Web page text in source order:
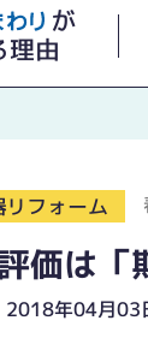
が
理由
リフォーム
価は「
2018年04月03